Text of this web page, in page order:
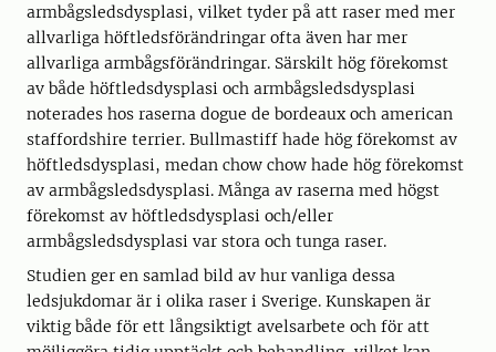
armbågsledsdysplasi, vilket tyder på att raser med mer
allvarliga höftledsförändringar ofta även har mer
allvarliga armbågsförändringar. Särskilt hög förekomst
av både höftledsdysplasi och armbågsledsdysplasi
noterades hos raserna dogue de bordeaux och american
staffordshire terrier. Bullmastiff hade hög förekomst av
höftledsdysplasi, medan chow chow hade hög förekomst
av armbågsledsdysplasi. Många av raserna med högst
förekomst av höftledsdysplasi och/eller
armbågsledsdysplasi var stora och tunga raser.
Studien ger en samlad bild av hur vanliga dessa
ledsjukdomar är i olika raser i Sverige. Kunskapen är
viktig både för ett långsiktigt avelsarbete och för att